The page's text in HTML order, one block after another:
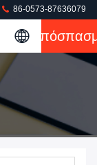
86-0573-87636079